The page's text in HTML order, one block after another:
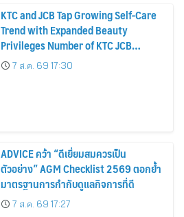
KTC and JCB Tap Growing Self-Care
Trend with Expanded Beauty
Privileges Number of KTC JCB
Cardmembers Spending on
Cosmetics Rises 26%
7 ส.ค. 69 17:30
ADVICE คว้า “ดีเยี่ยมสมควรเป็น
ตัวอย่าง” AGM Checklist 2569 ตอกย้ำ
มาตรฐานการกำกับดูแลกิจการที่ดี
7 ส.ค. 69 17:27